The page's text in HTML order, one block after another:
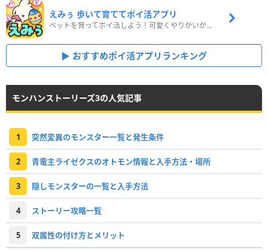
えみぅ 歩いて育ててポイ活アプリ
ペットを育ってポイ活しよう！可愛くやりがいがある新感覚アプリ
おすすめポイ活アプリランキング
モンハンストーリーズ3の人気記事
1 突然変異のモンスター一覧と発生条件
2 青電主ライゼクスのオトモン情報と入手方法・場所
3 隠しモンスターの一覧と入手方法
4 ストーリー攻略一覧
5 双属性の付け方とメリット